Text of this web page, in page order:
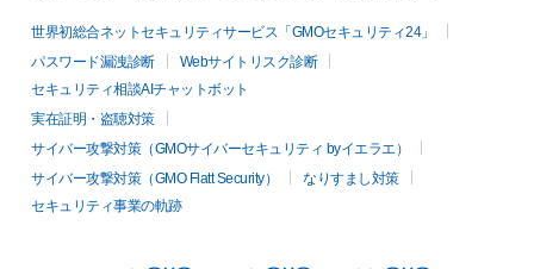
世界初総合ネットセキュリティサービス「GMOセキュリティ24」
パスワード漏洩診断
Webサイトリスク診断
セキュリティ相談AIチャットボット
実在証明・盗聴対策
サイバー攻撃対策（GMOサイバーセキュリティ byイエラエ）
サイバー攻撃対策（GMO Flatt Security）
なりすまし対策
セキュリティ事業の軌跡